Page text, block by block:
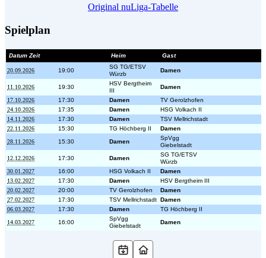
Original nuLiga-Tabelle
Spielplan
Datum Zeit Heim Gast
20.09.2026 19:00
SG TG/ETSV
Würzb
Damen
11.10.2026 19:30
HSV Bergtheim
III
Damen
17.10.2026
17:30 Damen
TV Gerolzhofen
24.10.2026
17:35 Damen
HSG Volkach II
14.11.2026
17:30 Damen
TSV Mellrichstadt
22.11.2026
15:30 TG Höchberg II
Damen
28.11.2026
15:30 Damen
SpVgg
Giebelstadt
12.12.2026
17:30 Damen
SG TG/ETSV
Würzb
30.01.2027
16:00 HSG Volkach II
Damen
13.02.2027
17:30 Damen
HSV Bergtheim III
20.02.2027
20:00 TV Gerolzhofen
Damen
27.02.2027
17:30 TSV Mellrichstadt Damen
06.03.2027
17:30 Damen
TG Höchberg II
14.03.2027
16:00
SpVgg
Giebelstadt
Damen